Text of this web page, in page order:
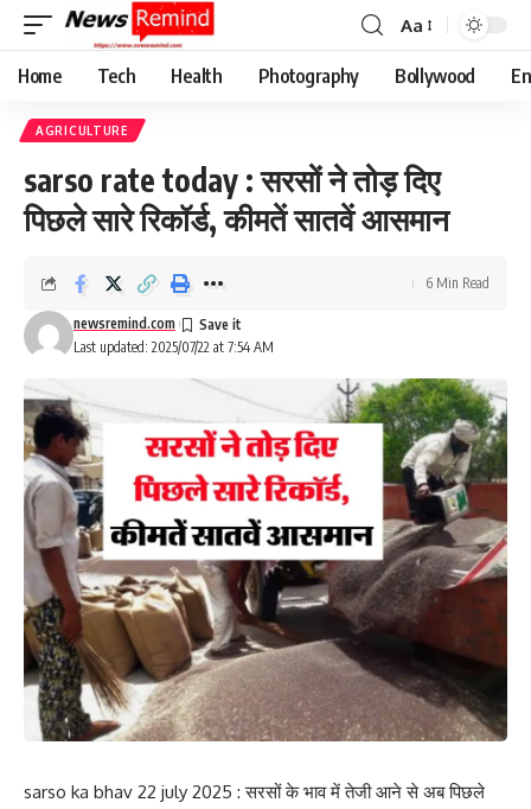
Font
Resizer
Aa
Home Tech Health Photography Bollywood
AGRICULTURE
sarso rate today : सरसों ने तोड़ दिए
पिछले सारे रिकॉर्ड, कीमतें सातवें आसमान
Last updated: 2025/07/22 at 7:54 AM
newsremind.com
6 Min Read
sarso ka bhav 22 july 2025 : सरसों के भाव में तेजी आने से अब पिछले